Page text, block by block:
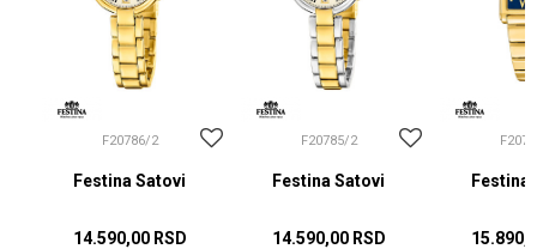
F20786/2
Festina Satovi
14.590,00 RSD
F20785/2
Festina Satovi
14.590,00 RSD
Festina